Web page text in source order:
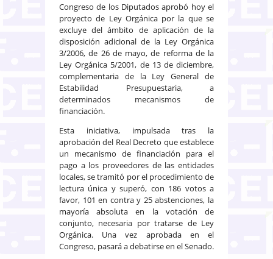
Congreso de los Diputados aprobó hoy el
proyecto de Ley Orgánica por la que se
excluye del ámbito de aplicación de la
disposición adicional de la Ley Orgánica
3/2006, de 26 de mayo, de reforma de la
Ley Orgánica 5/2001, de 13 de diciembre,
complementaria de la Ley General de
Estabilidad Presupuestaria, a
determinados mecanismos de
financiación.
Esta iniciativa, impulsada tras la
aprobación del Real Decreto que establece
un mecanismo de financiación para el
pago a los proveedores de las entidades
locales, se tramitó por el procedimiento de
lectura única y superó, con 186 votos a
favor, 101 en contra y 25 abstenciones, la
mayoría absoluta en la votación de
conjunto, necesaria por tratarse de Ley
Orgánica. Una vez aprobada en el
Congreso, pasará a debatirse en el Senado.